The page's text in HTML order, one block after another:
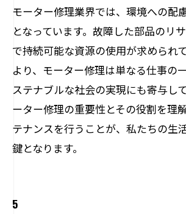
モーター修理業界では、環境への配
となっています。故障した部品のリ
で持続可能な資源の使用が求められ
より、モーター修理は単なる仕事の
ステナブルな社会の実現にも寄与し
ーター修理の重要性とその役割を理
テナンスを行うことが、私たちの生
鍵となります。
5